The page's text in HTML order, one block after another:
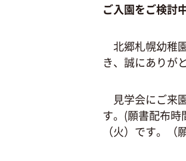
ご入園をご検討
北郷札幌幼稚
き、誠にありが
見学会にご来
す。(願書配布
（火）です。（